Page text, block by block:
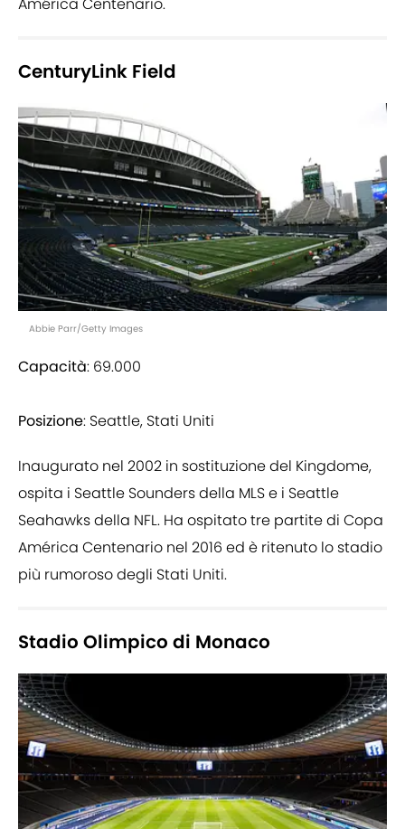
América Centenario.
CenturyLink Field
Abbie Parr/Getty Images
Capacità: 69.000
Posizione: Seattle, Stati Uniti
Inaugurato nel 2002 in sostituzione del Kingdome,
ospita i Seattle Sounders della MLS e i Seattle
Seahawks della NFL. Ha ospitato tre partite di Copa
América Centenario nel 2016 ed è ritenuto lo stadio
più rumoroso degli Stati Uniti.
Stadio Olimpico di Monaco